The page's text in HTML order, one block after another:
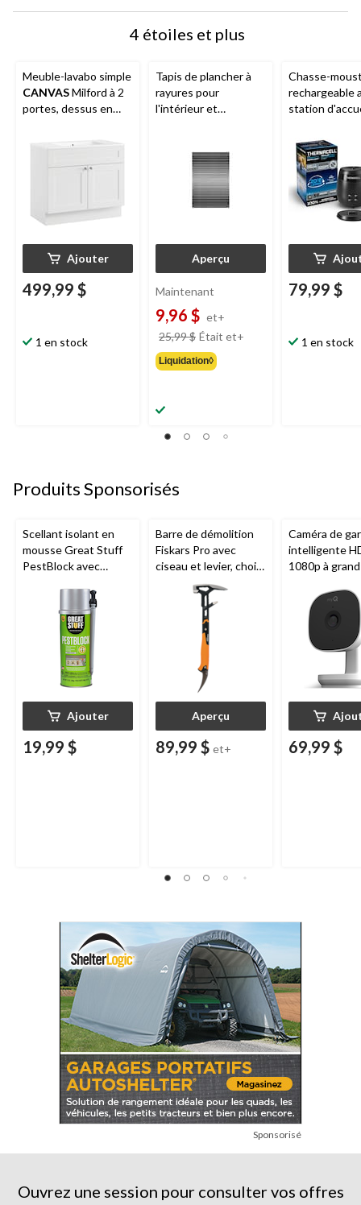
4 étoiles et plus
Meuble-lavabo simple
CANVASMilford à 2
portes, dessus en
Ajouter
499,99 $
1 en stock
Tapis de plancher à
rayures pour
l'intérieur et
choix de couleurs, 2 x
Aperçu
Maintenant
9,96 $ et+
25,99 $ Était et+
Liquidation◊
Chasse-
rechargeable
station
charbon
79,99 $
1 en stock
Produits Sponsorisés
Scellant isolant en
mousse Great Stuff
PestBlock avec
intelligent, usage
intérieur/extérieur, 12
Ajouter
19,99 $
Barre de démolition
Fiskars Pro avec
ciseau et levier, choix
de tailles
Aperçu
89,99 $ et+
Caméra de
intelligente
1080p à
nocturne,
aux
69,99 $
Sponsorisé
Ouvrez une session pour consulter vos offres